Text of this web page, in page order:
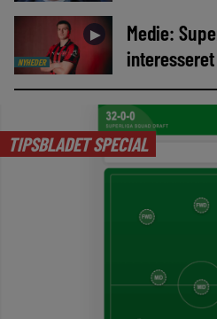
NYHEDER
►
Medie:
TIPSBLADET SPECIAL